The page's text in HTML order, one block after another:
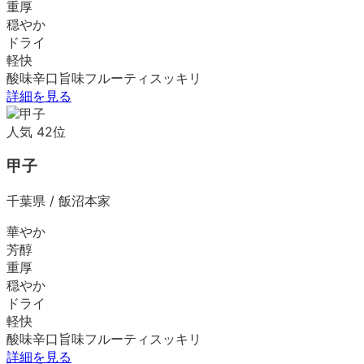
重厚
穏やか
ドライ
軽快
酸味辛口 旨味フルーティ スッキリ
詳細を見る
人気 42位
甲子
千葉県 / 飯沼本家
華やか
芳醇
重厚
穏やか
ドライ
軽快
酸味辛口 旨味フルーティ スッキリ
詳細を見る